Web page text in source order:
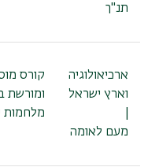
תנ"ך
ארכיאולוגיה
וארץ ישראל
מעם לאומה
קורס
ומורשת
מלחמות